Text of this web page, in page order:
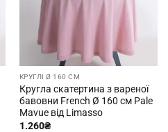
КРУГЛІ Ø 160 СМ
Кругла скатертина з вареної
бавовни French Ø 160 см Pale
Mavue від Limasso
1.260₴